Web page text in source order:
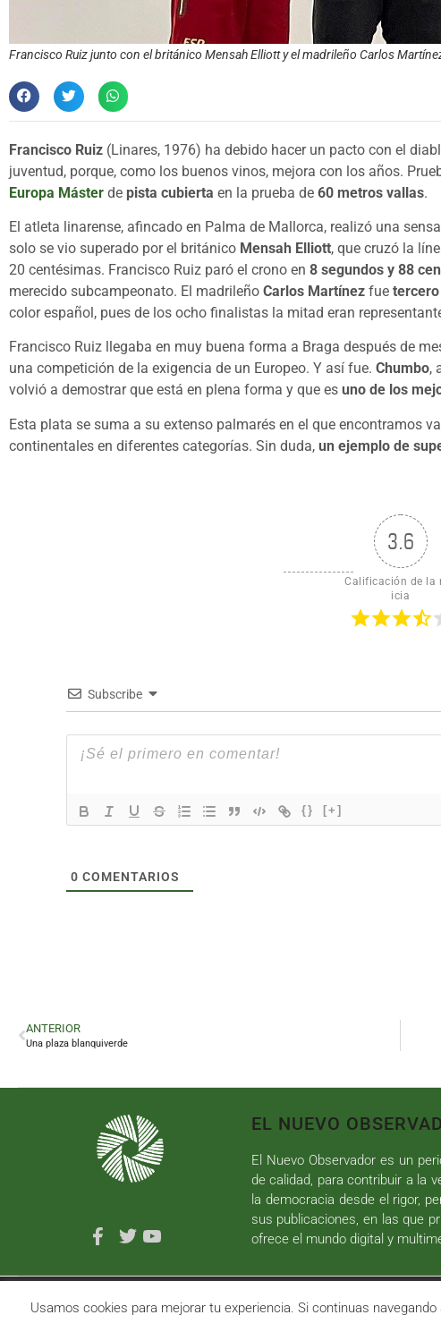
Francisco Ruiz junto con el británico Mensah Elliott y el madrileño Carlos
Francisco Ruiz (Linares, 1976) ha debido hacer un pacto con el
juventud, porque, como los buenos vinos, mejora con los años.
Europa Máster de pista cubierta en la prueba de 60 metros vallas.
El atleta linarense, afincado en Palma de Mallorca, realizó una
solo se vio superado por el británico Mensah Elliott, que cruzó la
20 centésimas. Francisco Ruiz paró el crono en 8 segundos y 88
merecido subcampeonato. El madrileño Carlos Martínez fue tercero
color español, pues de los ocho finalistas la mitad eran
Francisco Ruiz llegaba en muy buena forma a Braga después de
una competición de la exigencia de un Europeo. Y así fue. Chumbo,
volvió a demostrar que está en plena forma y que es uno de los
Esta plata se suma a su extenso palmarés en el que encontramos
continentales en diferentes categorías. Sin duda, un ejemplo de
3.6
Calificación de la
icia
Subscribe
{} [+]
0 COMENTARIOS
ANTERIOR
Una plaza blanquiverde
EL NUEVO
El Nuevo Observador es un
de calidad, para contribuir a la
la democracia desde el rigor,
sus publicaciones, en las que
ofrece el mundo digital y
Usamos cookies para mejorar tu experiencia. Si continuas